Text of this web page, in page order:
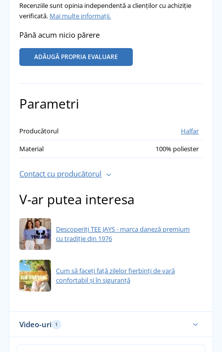
Recenziile sunt opinia independentă a clienților cu achiziție
verificată. Mai multe informații.
Până acum nicio părere
ADĂUGĂ PROPRIA EVALUARE
Parametri
Producătorul
Halfar
Material
100% poliester
Contact cu producătorul
V-ar putea interesa
Descoperiți TEE JAYS - marca daneză premium
cu tradiție din 1976
Cum să faceți față zilelor fierbinți de vară
confortabil și în siguranță
Video-uri 1